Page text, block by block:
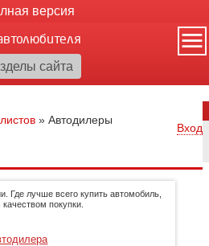
версия
» Автодилеры
Вход
Где лучше всего купить автомобиль,
покупки.